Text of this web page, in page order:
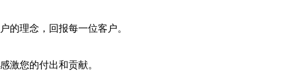
的理念，回报每一位客户。
激您的付出和贡献。